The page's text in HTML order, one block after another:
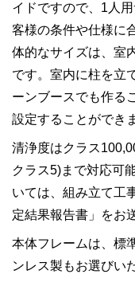
イドですので、1人
客様の条件や仕様に
体的なサイズは、室
です。室内に柱を立
ーンブースでも作る
設定することができ
清浄度はクラス
クラス5)まで対応可
いては、組み立て工
定結果報告書」をお
本体フレームは、標
ンレス製もお選びい